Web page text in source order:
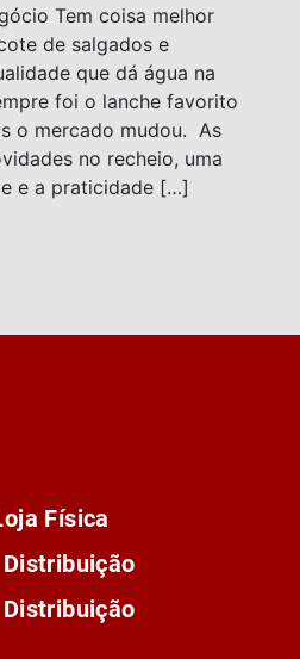
Tem coisa melhor
de salgados e
que dá água na
foi o lanche favorito
o mercado mudou. As
no recheio, uma
e a praticidade […]
Física